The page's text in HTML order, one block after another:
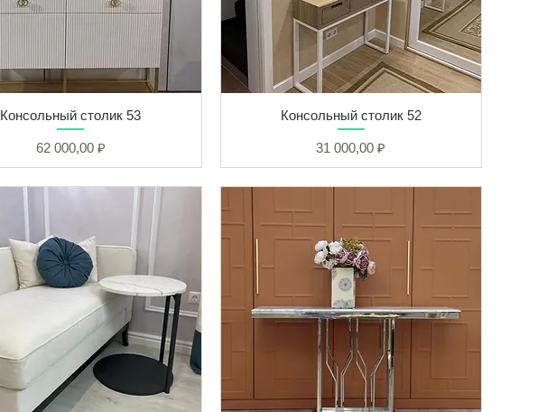
Консольный столик 53
Цена
62 000,00 ₽
Консольный столик 52
Цена
31 000,00 ₽